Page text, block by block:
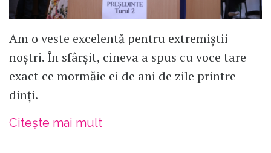
Am o veste excelentă pentru extremiștii
noștri. În sfârșit, cineva a spus cu voce tare
exact ce mormăie ei de ani de zile printre
dinți.
Citește mai mult